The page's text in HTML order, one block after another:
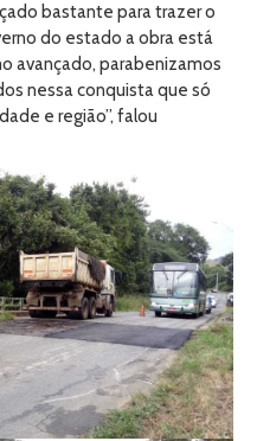
bastante para trazer o
do estado a obra está
avançado, parabenizamos
nessa conquista que só
e região”, falou